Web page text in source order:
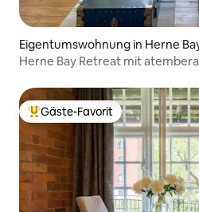
Eigentumswohnung in Herne
Herne Bay Retreat mit
Beliebter Gäste-Favorit.
Gäste-Favorit